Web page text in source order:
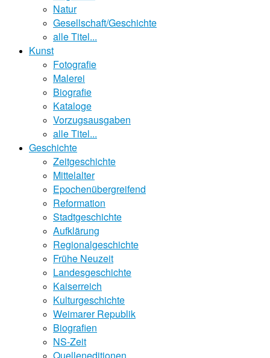
Natur
Gesellschaft/Geschichte
alle Titel...
Kunst
Fotografie
Malerei
Biografie
Kataloge
Vorzugsausgaben
alle Titel...
Geschichte
Zeitgeschichte
Mittelalter
Epochenübergreifend
Reformation
Stadtgeschichte
Aufklärung
Regionalgeschichte
Frühe Neuzeit
Landesgeschichte
Kaiserreich
Kulturgeschichte
Weimarer Republik
Biografien
NS-Zeit